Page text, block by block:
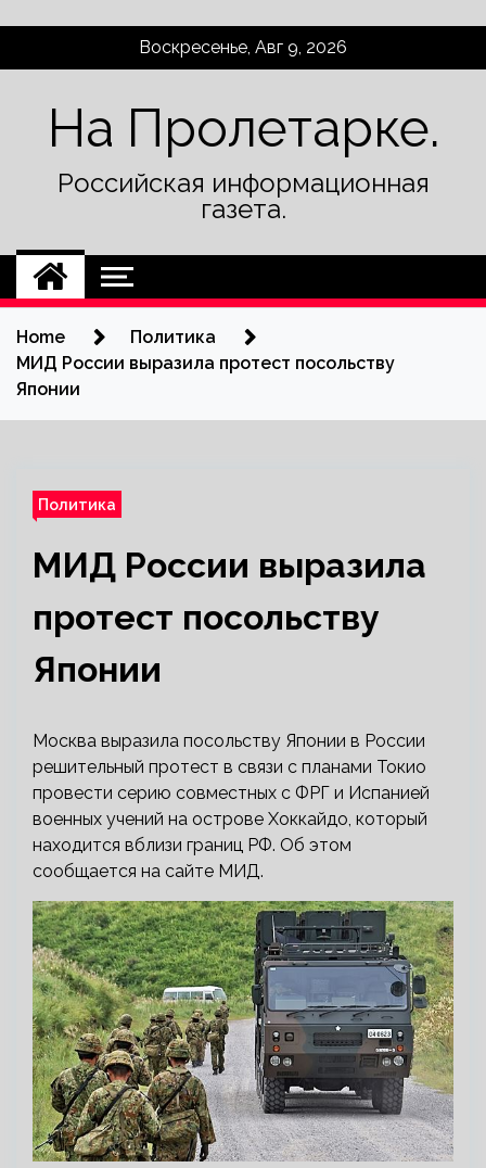
Воскресенье, Авг 9, 2026
На Пролетарке.
Российская информационная
газета.
Home
Политика
МИД России выразила протест посольству
Японии
Политика
МИД России выразила
протест посольству
Японии
Москва выразила посольству Японии в России
решительный протест в связи с планами Токио
провести серию совместных с ФРГ и Испанией
военных учений на острове Хоккайдо, который
находится вблизи границ РФ. Об этом
сообщается на сайте МИД.